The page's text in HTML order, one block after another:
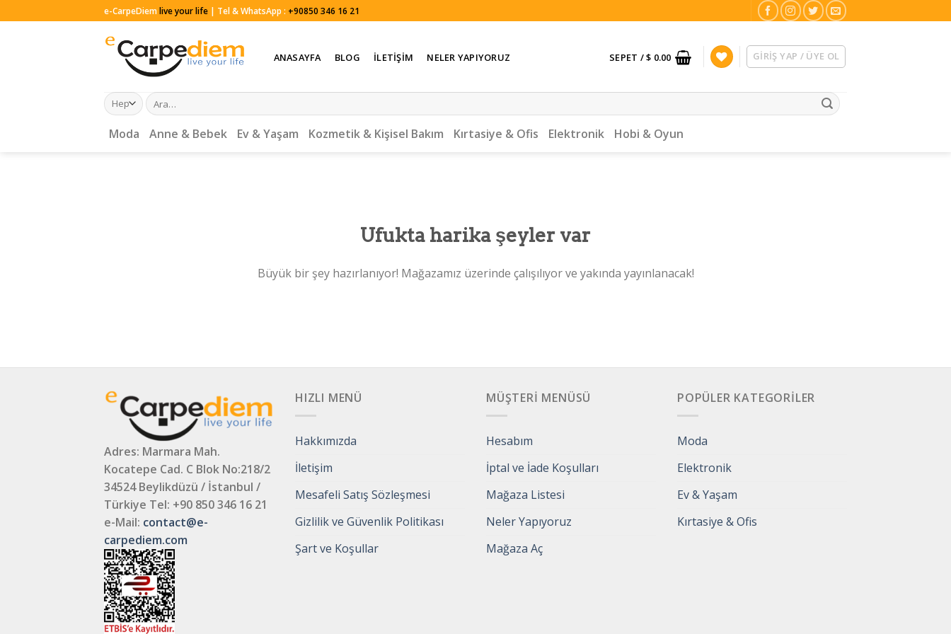
to
e-CarpeDiemlive your life | Tel & WhatsApp : +90850 346 16 21
ANASAYFA BLOG İLETIŞIM NELER YAPIYORUZ SEPET /$ 0.00 GIRIŞ YAP / ÜYE OL
Ara:
Moda Anne & Bebek Ev & Yaşam Kozmetik & Kişisel Bakım Kırtasiye & Ofis Elektronik Hobi & Oyun
Ufukta harika şeyler var
Büyük bir şey hazırlanıyor! Mağazamız üzerinde çalışılıyor ve yakında yayınlanacak!
Adres: Marmara Mah.
Kocatepe Cad. C Blok No:218/2
34524 Beylikdüzü / İstanbul /
Türkiye Tel: +90 850 346 16 21
e-Mail: contact@e-
carpediem.com
HIZLI MENÜ
Hakkımızda
İletişim
Mesafeli Satış Sözleşmesi
Gizlilik ve Güvenlik Politikası
Şart ve Koşullar
MÜŞTERI MENÜSÜ
Hesabım
İptal ve İade Koşulları
Mağaza Listesi
Neler Yapıyoruz
Mağaza Aç
POPÜLER KATEGORILER
Moda
Elektronik
Ev & Yaşam
Kırtasiye & Ofis